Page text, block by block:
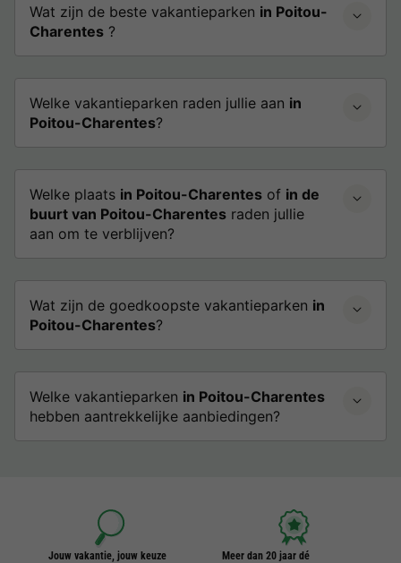
Wat zijn de beste vakantieparken in Poitou-
Charentes ?
Welke vakantieparken raden jullie aan in
Poitou-Charentes?
Welke plaats in Poitou-Charentes of in de
buurt van Poitou-Charentes raden jullie
aan om te verblijven?
Wat zijn de goedkoopste vakantieparken in
Poitou-Charentes?
Welke vakantieparken in Poitou-Charentes
hebben aantrekkelijke aanbiedingen?
Jouw vakantie, jouw keuze
Meer dan 20 jaar dé